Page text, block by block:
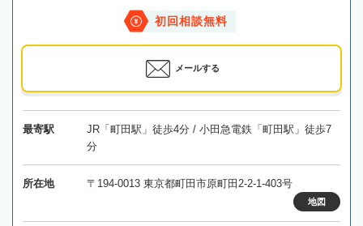
初回相談無料
メールする
最寄駅
JR「町田駅」徒歩4分 / 小田急電鉄「町田駅」徒歩7
分
所在地 〒194-0013 東京都町田市原町田2-2-1-403号
地図